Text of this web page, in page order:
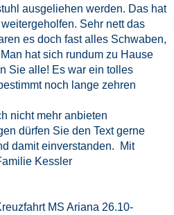
ausgeliehen werden. Das hat
Sehr nett das
es doch fast alles Schwaben,
hat sich rundum zu Hause
Sie alle! Es war ein tolles
noch lange zehren
nicht mehr anbieten
dürfen Sie den Text gerne
damit einverstanden. Mit
Kessler
MS Ariana 26.10-